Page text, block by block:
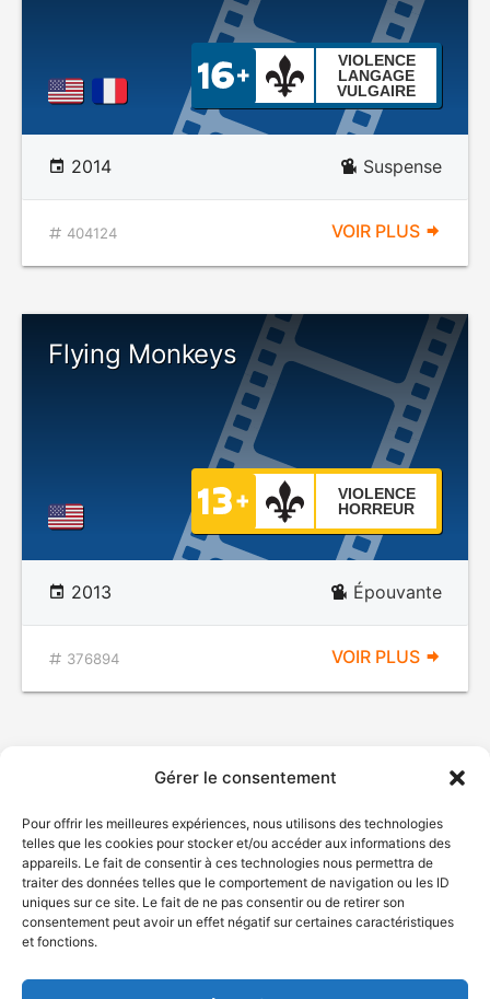
Gérer le consentement
Pour offrir les meilleures expériences, nous utilisons des technologies
telles que les cookies pour stocker et/ou accéder aux informations des
appareils. Le fait de consentir à ces technologies nous permettra de
traiter des données telles que le comportement de navigation ou les ID
uniques sur ce site. Le fait de ne pas consentir ou de retirer son
consentement peut avoir un effet négatif sur certaines caractéristiques
et fonctions.
VIOLENCE
LANGAGE
VULGAIRE
2014 Suspense
404124 VOIR PLUS
Flying Monkeys
VIOLENCE
HORREUR
2013 Épouvante
376894 VOIR PLUS
© Gouvernement du Québec, 2026
Plan du site